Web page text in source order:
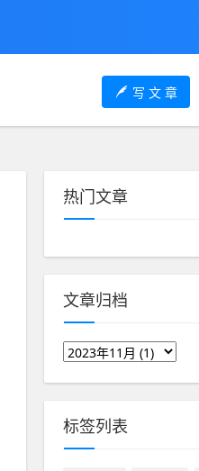
写 文 章
热门文章
文章归档
标签列表